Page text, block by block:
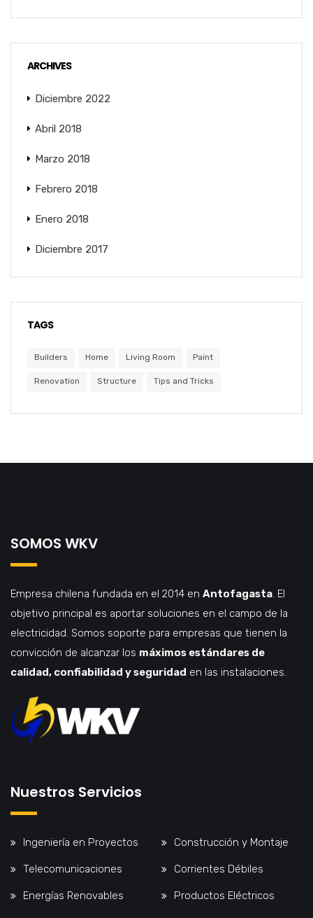
ARCHIVES
Diciembre 2022
Abril 2018
Marzo 2018
Febrero 2018
Enero 2018
Diciembre 2017
TAGS
Builders Home Living Room Paint
Renovation Structure Tips and Tricks
SOMOS WKV
Empresa chilena fundada en el 2014 en Antofagasta. El
objetivo principal es aportar soluciones en el campo de la
electricidad. Somos soporte para empresas que tienen la
convicción de alcanzar los máximos estándares de
calidad, confiabilidad y seguridad en las instalaciones.
Nuestros Servicios
Ingeniería en Proyectos Construcción y Montaje
Telecomunicaciones Corrientes Débiles
Energías Renovables Productos Eléctricos